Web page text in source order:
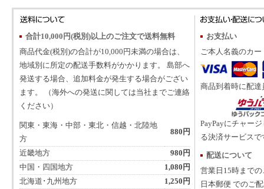
合計10,000円(税別)以上のご注文で送料無料
商品代金(税別)の合計が10,000円未満の場合は、
地域別に所定の配送手数料がかかります。 島部へ
発送する場合、追加料金が発生する場合がござい
ます。 （海外への発送に関しては当社までご連絡
ください）
関東・東海・中部・東北・信越・北陸地
方
880円
近畿地方
980円
中国・四国地方
1,080円
北海道･九州地方
1,250円
お支払い
ご本人名義のカ
商品到着時に配
PayPayにチャー
る決済サービスで
配送について
営業日15時まで
日本郵便 でのご